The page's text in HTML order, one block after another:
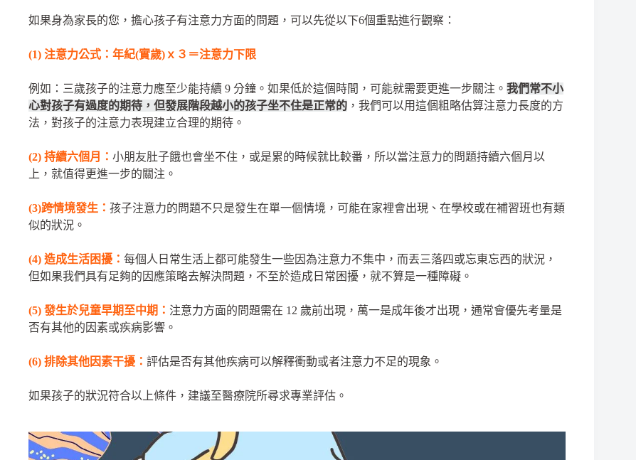
如果身為家長的您，擔心孩子有注意力方面的問題，可以先從以下6個重點進行觀察：
(1) 注意力公式： 年紀(實歲)ｘ３＝注意力下限
例如：三歲孩子的注意力應至少能持續 9 分鐘。如果低於這個時間，可能就需要更進一步關注。 我們常不小
心對孩子有過度的期待，但發展階段越小的孩子坐不住是正常的 ，我們可以用這個粗略估算注意力長度的方
法，對孩子的注意力表現建立合理的期待。
(2) 持續六個月： 小朋友肚子餓也會坐不住，或是累的時候就比較番，所以當注意力的問題持續六個月以
上，就值得更進一步的關注。
(3)跨情境發生： 孩子注意力的問題不只是發生在單一個情境，可能在家裡會出現、在學校或在補習班也有類
似的狀況。
(4) 造成生活困擾： 每個人日常生活上都可能發生一些因為注意力不集中，而丟三落四或忘東忘西的狀況，
但如果我們具有足夠的因應策略去解決問題，不至於造成日常困擾，就不算是一種障礙。
(5) 發生於兒童早期至中期： 注意力方面的問題需在 12 歲前出現，萬一是成年後才出現，通常會優先考量是
否有其他的因素或疾病影響。
(6) 排除其他因素干擾： 評估是否有其他疾病可以解釋衝動或者注意力不足的現象。
如果孩子的狀況符合以上條件，建議至醫療院所尋求專業評估。